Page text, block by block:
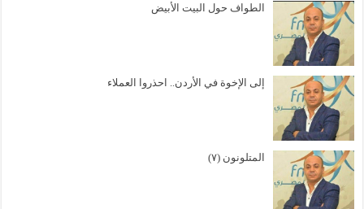
الطواف حول البيت الأبيض
إلى الإخوة في الأردن.. احذروا العملاء
المتلونون (٧)